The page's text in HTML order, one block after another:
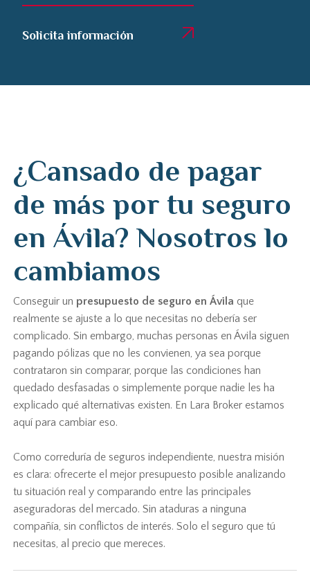
Solicita información
¿Cansado de pagar
de más por tu seguro
en Ávila? Nosotros lo
cambiamos
Conseguir un presupuesto de seguro en Ávila que
realmente se ajuste a lo que necesitas no debería ser
complicado. Sin embargo, muchas personas en Ávila siguen
pagando pólizas que no les convienen, ya sea porque
contrataron sin comparar, porque las condiciones han
quedado desfasadas o simplemente porque nadie les ha
explicado qué alternativas existen. En Lara Broker estamos
aquí para cambiar eso.
Como correduría de seguros independiente, nuestra misión
es clara: ofrecerte el mejor presupuesto posible analizando
tu situación real y comparando entre las principales
aseguradoras del mercado. Sin ataduras a ninguna
compañía, sin conflictos de interés. Solo el seguro que tú
necesitas, al precio que mereces.